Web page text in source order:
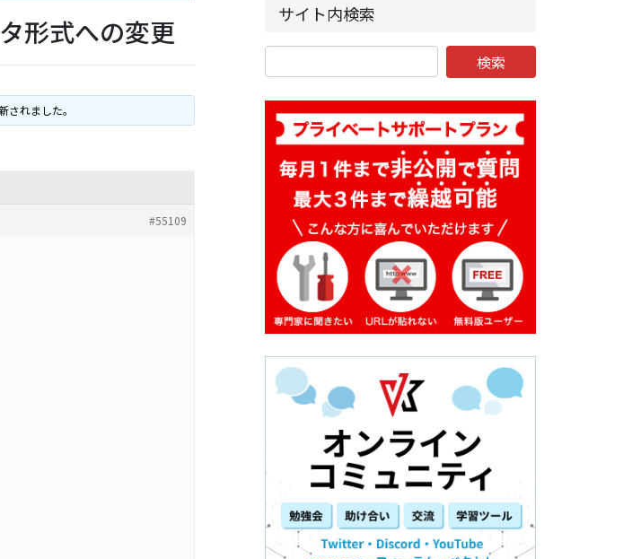
形式への変更
されました。
#55109
サイト内検索